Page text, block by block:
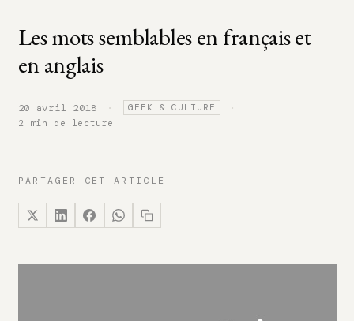
Les mots semblables en français et
en anglais
20 avril 2018 · GEEK & CULTURE ·
2 min de lecture
PARTAGER CET ARTICLE